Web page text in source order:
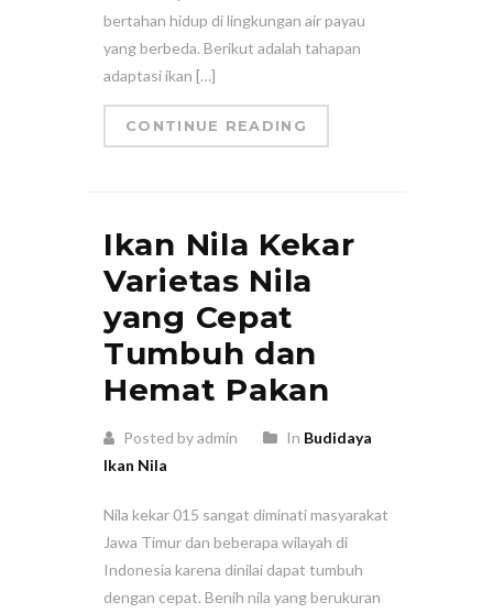
bertahan hidup di lingkungan air payau
yang berbeda. Berikut adalah tahapan
adaptasi ikan […]
CONTINUE READING
Ikan Nila Kekar
Varietas Nila
yang Cepat
Tumbuh dan
Hemat Pakan
Posted by admin In Budidaya
Ikan Nila
Nila kekar 015 sangat diminati masyarakat
Jawa Timur dan beberapa wilayah di
Indonesia karena dinilai dapat tumbuh
dengan cepat. Benih nila yang berukuran